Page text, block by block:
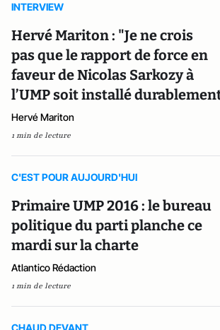
INTERVIEW
Hervé Mariton : "Je ne crois
pas que le rapport de force en
faveur de Nicolas Sarkozy à
l’UMP soit installé
Hervé Mariton
1 min de lecture
C'EST POUR AUJOURD'HUI
Primaire UMP 2016 : le bureau
politique du parti planche ce
mardi sur la charte
Atlantico Rédaction
1 min de lecture
CHAUD DEVANT